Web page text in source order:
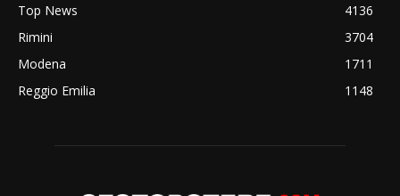
Top News
4136
Rimini
3704
Modena
1711
Reggio Emilia
1148